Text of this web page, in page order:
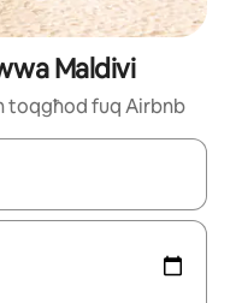
Maldivi
toqgħod fuq Airbnb
tmur minn riżultat